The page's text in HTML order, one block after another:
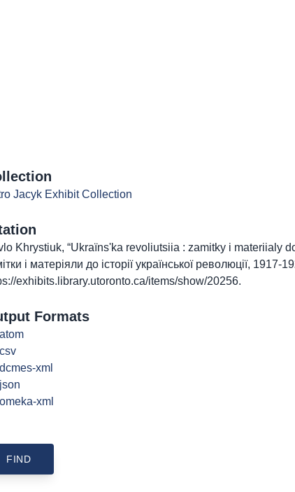
Jacyk Exhibit Collection
Khrystiuk, “Ukraïnsʹka revoliutsiia : zamitky i materiialy
і матеріяли до історії української революції, 1917-
exhibits.library.utoronto.ca/items/show/20256.
Formats
atom
csv
dcmes-xml
json
omeka-xml